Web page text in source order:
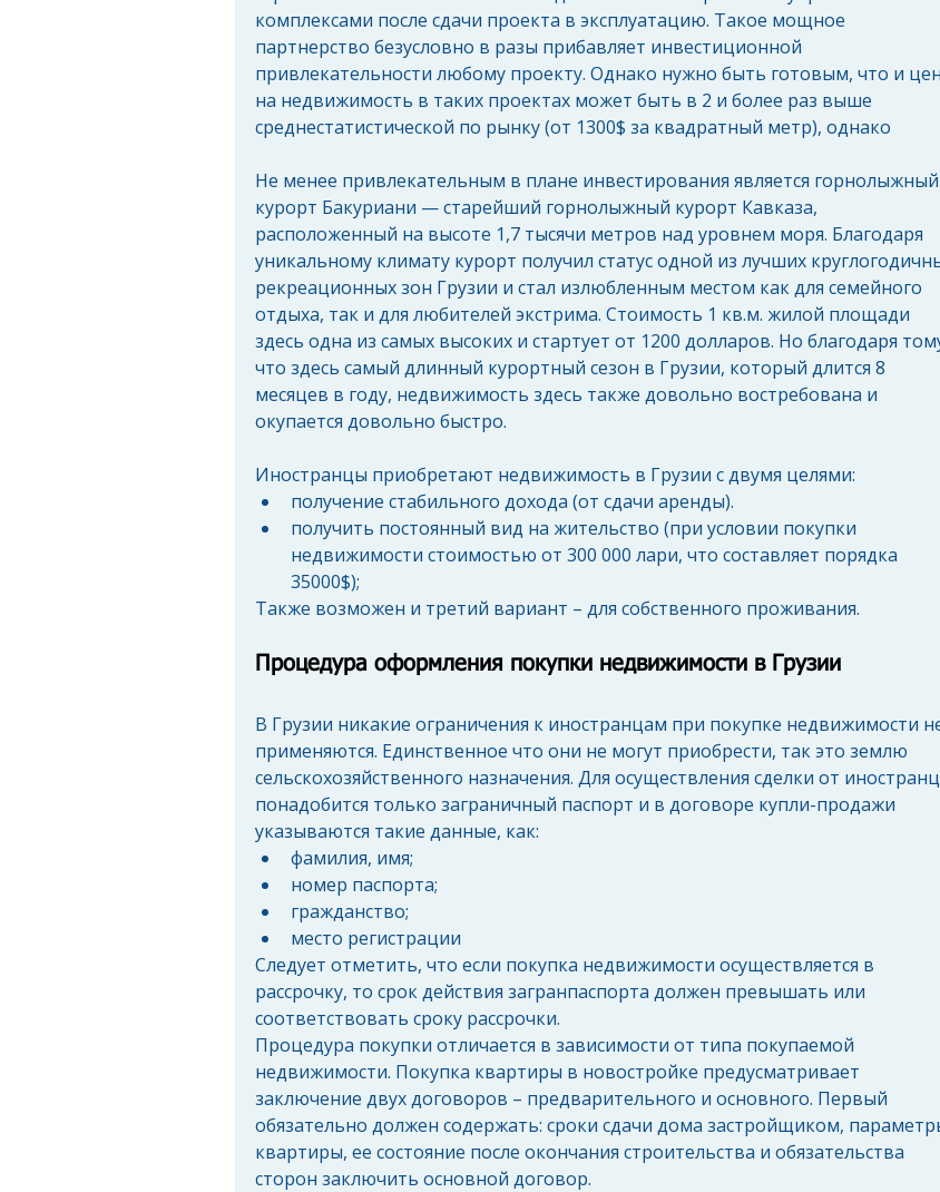
комплексами после сдачи проекта в эксплуатацию. Такое мощное
партнерство безусловно в разы прибавляет инвестиционной
привлекательности любому проекту. Однако нужно быть готовым, что и
на недвижимость в таких проектах может быть в 2 и более раз выше
среднестатистической по рынку (от 1300$ за квадратный метр), однако
Не менее привлекательным в плане инвестирования является горнолыжный
курорт Бакуриани — старейший горнолыжный курорт Кавказа,
расположенный на высоте 1,7 тысячи метров над уровнем моря. Благодаря
уникальному климату курорт получил статус одной из лучших
рекреационных зон Грузии и стал излюбленным местом как для семейного
отдыха, так и для любителей экстрима. Стоимость 1 кв.м. жилой площади
здесь одна из самых высоких и стартует от 1200 долларов. Но благодаря
что здесь самый длинный курортный сезон в Грузии, который длится 8
месяцев в году, недвижимость здесь также довольно востребована и
окупается довольно быстро.
Иностранцы приобретают недвижимость в Грузии с двумя целями:
получение стабильного дохода (от сдачи аренды).
получить постоянный вид на жительство (при условии покупки
недвижимости стоимостью от 300 000 лари, что составляет порядка
35000$);
Также возможен и третий вариант – для собственного проживания.
Процедура оформления покупки недвижимости в Грузии
В Грузии никакие ограничения к иностранцам при покупке недвижимости
применяются. Единственное что они не могут приобрести, так это землю
сельскохозяйственного назначения. Для осуществления сделки от
понадобится только заграничный паспорт и в договоре купли-продажи
указываются такие данные, как:
фамилия, имя;
номер паспорта;
гражданство;
место регистрации
Следует отметить, что если покупка недвижимости осуществляется в
рассрочку, то срок действия загранпаспорта должен превышать или
соответствовать сроку рассрочки.
Процедура покупки отличается в зависимости от типа покупаемой
недвижимости. Покупка квартиры в новостройке предусматривает
заключение двух договоров – предварительного и основного. Первый
обязательно должен содержать: сроки сдачи дома застройщиком,
квартиры, ее состояние после окончания строительства и обязательства
сторон заключить основной договор.